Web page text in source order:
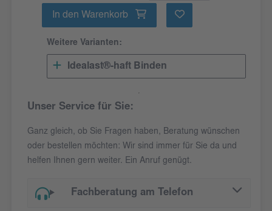
In den Warenkorb
Weitere Varianten:
Idealast®-haft Binden
Unser Service für Sie:
Ganz gleich, ob Sie Fragen haben, Beratung wünschen
oder bestellen möchten: Wir sind immer für Sie da und
helfen Ihnen gern weiter. Ein Anruf genügt.
Fachberatung am Telefon